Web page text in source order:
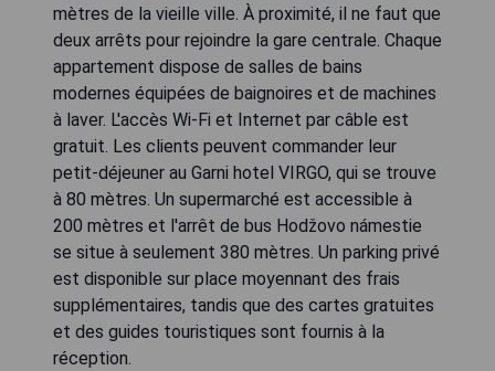
mètres de la vieille ville. À proximité, il ne faut que
deux arrêts pour rejoindre la gare centrale. Chaque
appartement dispose de salles de bains
modernes équipées de baignoires et de machines
à laver. L'accès Wi-Fi et Internet par câble est
gratuit. Les clients peuvent commander leur
petit-déjeuner au Garni hotel VIRGO, qui se trouve
à 80 mètres. Un supermarché est accessible à
200 mètres et l'arrêt de bus Hodžovo námestie
se situe à seulement 380 mètres. Un parking privé
est disponible sur place moyennant des frais
supplémentaires, tandis que des cartes gratuites
et des guides touristiques sont fournis à la
réception.